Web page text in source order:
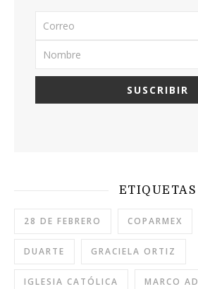
ETIQUETAS
28 DE FEBRERO COPARMEX
DUARTE GRACIELA ORTIZ
IGLESIA CATÓLICA MARCO